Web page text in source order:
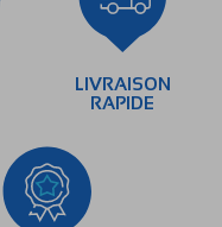
LIVRAISON
RAPIDE